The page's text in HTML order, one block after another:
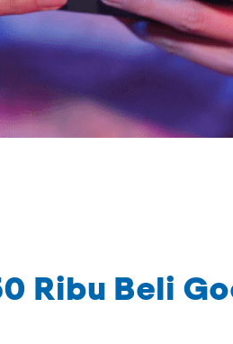
Ribu Beli